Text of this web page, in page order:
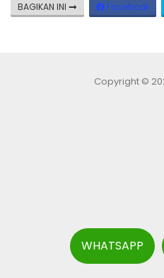
BAGIKAN INI Facebook
Copyright ©
WHATSAPP